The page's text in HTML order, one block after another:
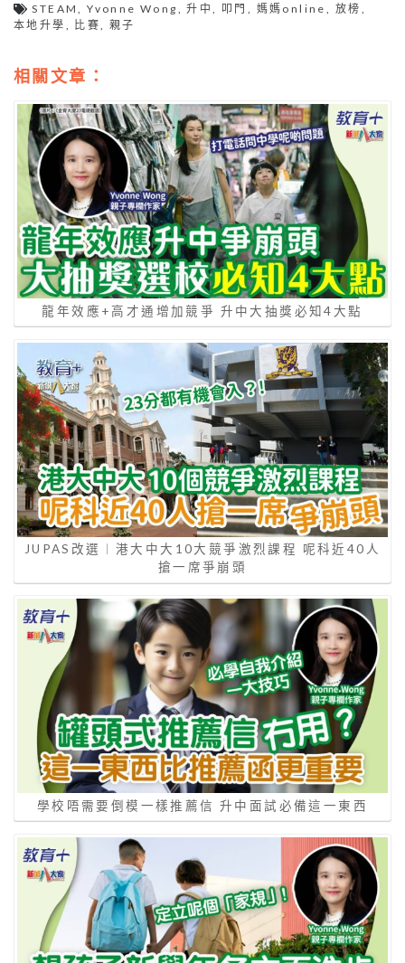
STEAM ,Yvonne Wong ,升中 叩門 媽媽online 放榜
本地升學
比賽 ,親子
相關文章：
龍年效應+高才通增加競爭 升中大抽獎必知4大點
JUPAS改選︱港大中大10大競爭激烈課程 呢科近40人
搶一席爭崩頭
學校唔需要倒模一樣推薦信 升中面試必備這一東西